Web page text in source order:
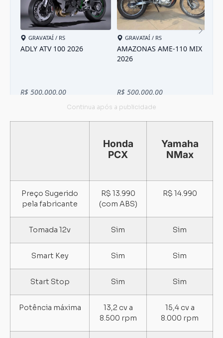
Honda
PCX
Yamaha
NMax
Preço Sugerido
pela fabricante
R$ 13.990
(com ABS)
R$ 14.990
Tomada 12v Sim Sim
Smart Key Sim Sim
Start Stop Sim Sim
Potência máxima
13,2 cv a
8.500 rpm
15,4 cv a
8.000 rpm